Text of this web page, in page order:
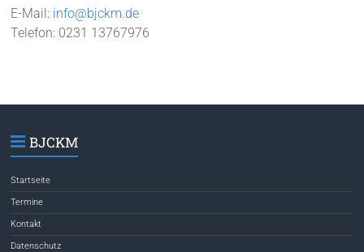
E-Mail: info@bjckm.de
Telefon: 0231 13767976
BJCKM
Startseite
Termine
Kontakt
Datenschutz